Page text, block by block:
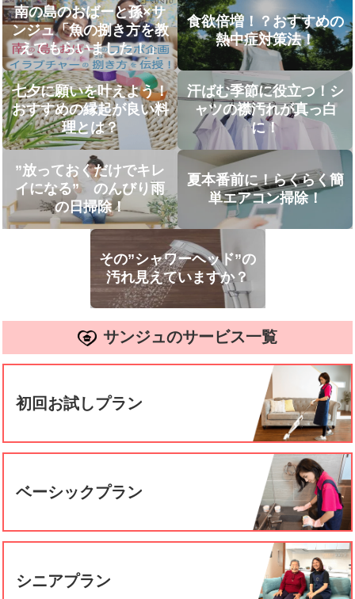
南の島のおばーと孫×サ
ンジュ「魚の捌き方を教
えてもらいました！」
食欲倍増！？おすすめの
熱中症対策法！
七夕に願いを叶えよう！
おすすめの縁起が良い料
理とは？
汗ばむ季節に役立つ！シ
ャツの襟汚れが真っ白
に！
”放っておくだけでキレ
イになる” のんびり雨
の日掃除！
夏本番前に！らくらく簡
単エアコン掃除！
その”シャワーヘッド”の
汚れ見えていますか？
サンジュのサービス一覧
初回お試しプラン
ベーシックプラン
シニアプラン